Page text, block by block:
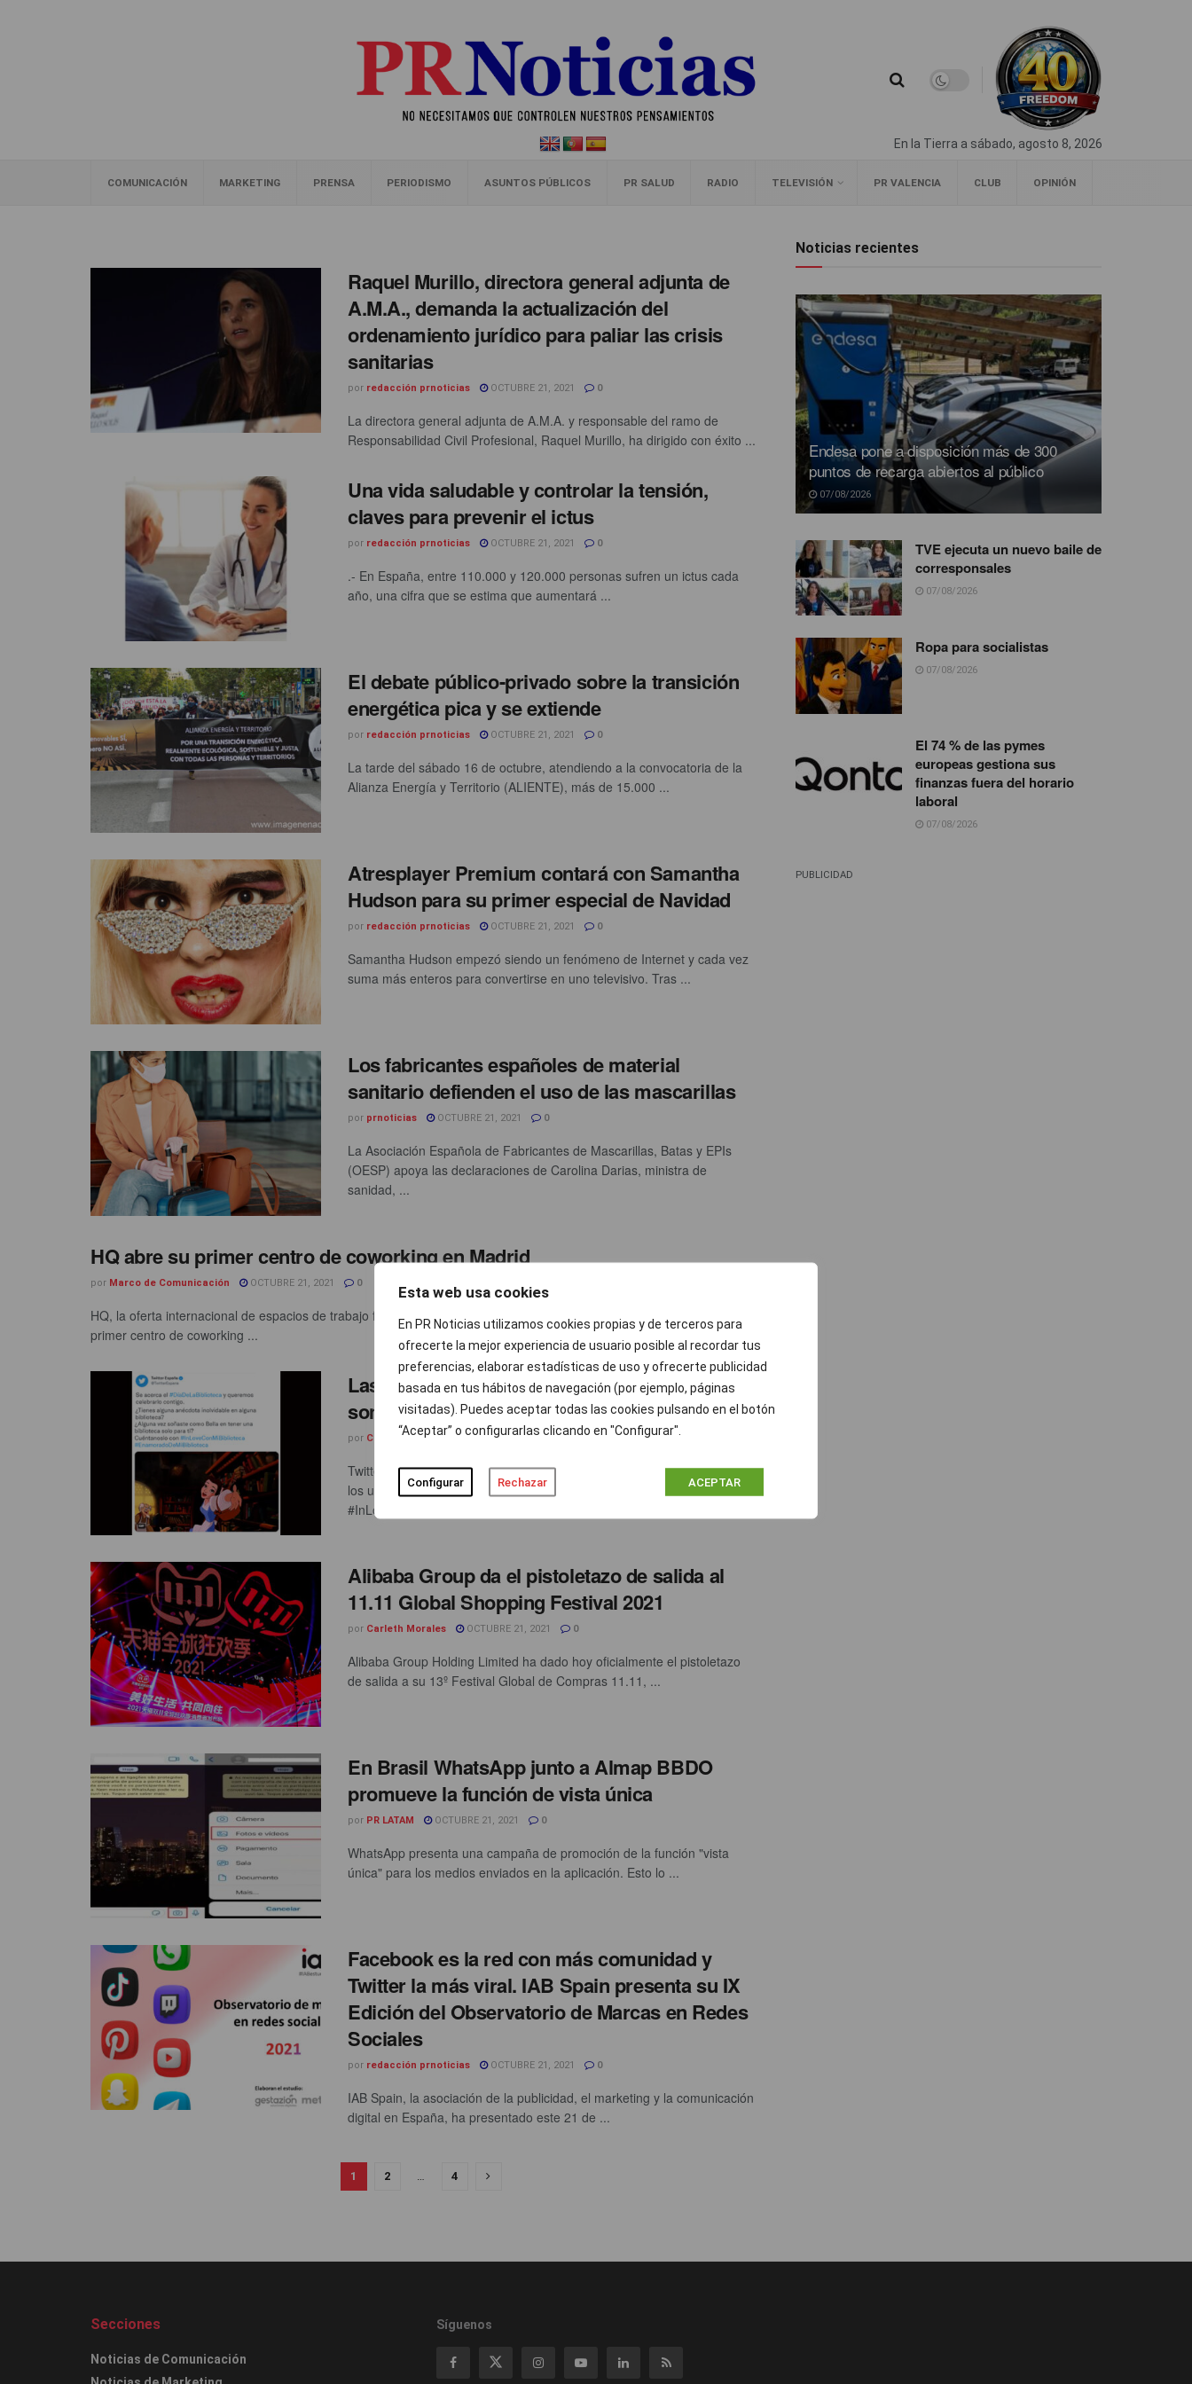
Esta web usa cookies
En PR Noticias utilizamos cookies propias y de terceros para
ofrecerte la mejor experiencia de usuario posible al recordar tus
preferencias, elaborar estadísticas de uso y ofrecerte publicidad
basada en tus hábitos de navegación (por ejemplo, páginas
visitadas). Puedes aceptar todas las cookies pulsando en el botón
“Aceptar” o configurarlas clicando en "Configurar".
Configurar Rechazar ACEPTAR
En la Tierra a sábado, agosto 8, 2026
COMUNICACIÓN MARKETING PRENSA PERIODISMO ASUNTOS PÚBLICOS PR SALUD RADIO TELEVISIÓN PR VALENCIA CLUB OPINIÓN
Raquel Murillo, directora general adjunta de
A.M.A., demanda la actualización del
ordenamiento jurídico para paliar las crisis
sanitarias
por redacción prnoticias OCTUBRE 21, 2021 0
La directora general adjunta de A.M.A. y responsable del ramo de
Responsabilidad Civil Profesional, Raquel Murillo, ha dirigido con éxito ...
Una vida saludable y controlar la tensión,
claves para prevenir el ictus
por redacción prnoticias OCTUBRE 21, 2021 0
.- En España, entre 110.000 y 120.000 personas sufren un ictus cada
año, una cifra que se estima que aumentará ...
El debate público-privado sobre la transición
energética pica y se extiende
por redacción prnoticias OCTUBRE 21, 2021 0
La tarde del sábado 16 de octubre, atendiendo a la convocatoria de la
Alianza Energía y Territorio (ALIENTE), más de 15.000 ...
Atresplayer Premium contará con Samantha
Hudson para su primer especial de Navidad
por redacción prnoticias OCTUBRE 21, 2021 0
Samantha Hudson empezó siendo un fenómeno de Internet y cada vez
suma más enteros para convertirse en uno televisivo. Tras ...
Los fabricantes españoles de material
sanitario defienden el uso de las mascarillas
por prnoticias OCTUBRE 21, 2021 0
La Asociación Española de Fabricantes de Mascarillas, Batas y EPIs
(OESP) apoya las declaraciones de Carolina Darias, ministra de
sanidad, ...
HQ abre su primer centro de coworking en Madrid
por Marco de Comunicación OCTUBRE 21, 2021 0
HQ, la oferta internacional de espacios de trabajo flexibles diseñados para fomentar la productividad, ha abierto su
primer centro de coworking ...
Las bibliotecas más emblemáticas de España
son tendencia en Twitter
por Carleth Morales OCTUBRE 21, 2021 0
Twitter España está celebrado el Día Internacional de las Bibliotecas y
los usuarios están haciendo tendencia los hashtag
#InLoveConMiBiblioteca y ...
Alibaba Group da el pistoletazo de salida al
11.11 Global Shopping Festival 2021
por Carleth Morales OCTUBRE 21, 2021 0
Alibaba Group Holding Limited ha dado hoy oficialmente el pistoletazo
de salida a su 13º Festival Global de Compras 11.11, ...
En Brasil WhatsApp junto a Almap BBDO
promueve la función de vista única
por PR LATAM OCTUBRE 21, 2021 0
WhatsApp presenta una campaña de promoción de la función "vista
única" para los medios enviados en la aplicación. Esto lo ...
Facebook es la red con más comunidad y
Twitter la más viral. IAB Spain presenta su IX
Edición del Observatorio de Marcas en Redes
Sociales
por redacción prnoticias OCTUBRE 21, 2021 0
IAB Spain, la asociación de la publicidad, el marketing y la comunicación
digital en España, ha presentado este 21 de ...
1 2 … 4
Noticias recientes
Endesa pone a disposición más de 300
puntos de recarga abiertos al público
07/08/2026
TVE ejecuta un nuevo baile de
corresponsales
07/08/2026
Ropa para socialistas
07/08/2026
El 74 % de las pymes
europeas gestiona sus
finanzas fuera del horario
laboral
07/08/2026
PUBLICIDAD
Secciones
Noticias de Comunicación
Síguenos